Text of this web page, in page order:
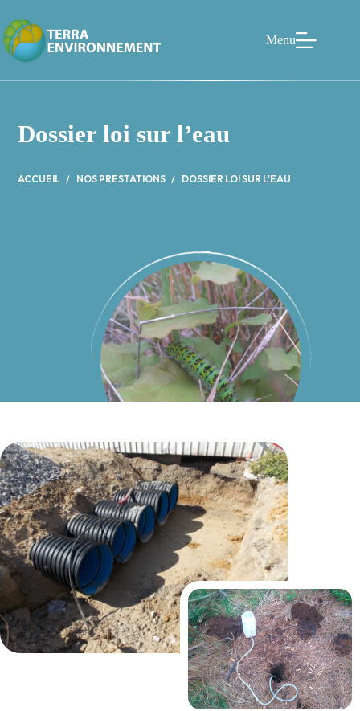
au
contenu
Menu
Dossier loi sur l’eau
ACCUEIL NOS PRESTATIONS DOSSIER LOI SUR L’EAU